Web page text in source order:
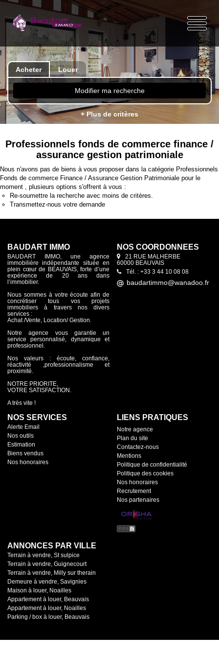
Acheter Louer
Modifier ma recherche
+ Plus de critères
Professionnels fonds de commerce finance /
assurance gestion patrimoniale
Nous n'avons pas de biens à vous proposer dans la catégorie Professionnels
Fonds de commerce Finance / Assurance Gestion Patrimoniale pour le
moment , plusieurs options s'offrent à vous :
Re-soumettre la recherche avec moins de critères.
Transmettez-nous votre demande
BAUDART IMMO
BAUDART IMMO, une agence
immobilière indépendante située en
plein cœur de BEAUVAIS, forte d’une
expérience de 20 ans dans
l’immobilier.
Nous sommes à votre écoute afin de
concrétiser tous vos projets
immobiliers à travers nos divers
services :
Achat /Vente, Location/ Gestion.
Notre agence vous garantie un
service personnalisé, dynamique et
professionnel.
Nos valeurs : écoute, confiance,
réactivité ,professionnalisme et
proximité.
NOTRE PRIORITE,
VOTRE SATISFACTION.
A très vite !
NOS COORDONNÉES
21 RUE MALHERBE
60000 BEAUVAIS
Tél. : +33 3 44 10 08 08
NOS SERVICES
Alerte Email
Nos outils
Estimation
Biens vendus
Nos honoraires
LIENS PRATIQUES
Notre agence
Plan du site
Contactez-nous
Mentions
Politique de confidentialité
Politique des cookies
Nos honoraires
Recrutement
Nos partenaires
ANNONCES PAR VILLE
Terrain à vendre, St sulpice
Terrain à vendre, Guignecourt
Terrain à vendre, Milly sur therain
Demeure à vendre, Savignies
Maison à louer, Noailles
Appartement à louer, Beauvais
Appartement à louer, Noailles
Parking / box à louer, Beauvais